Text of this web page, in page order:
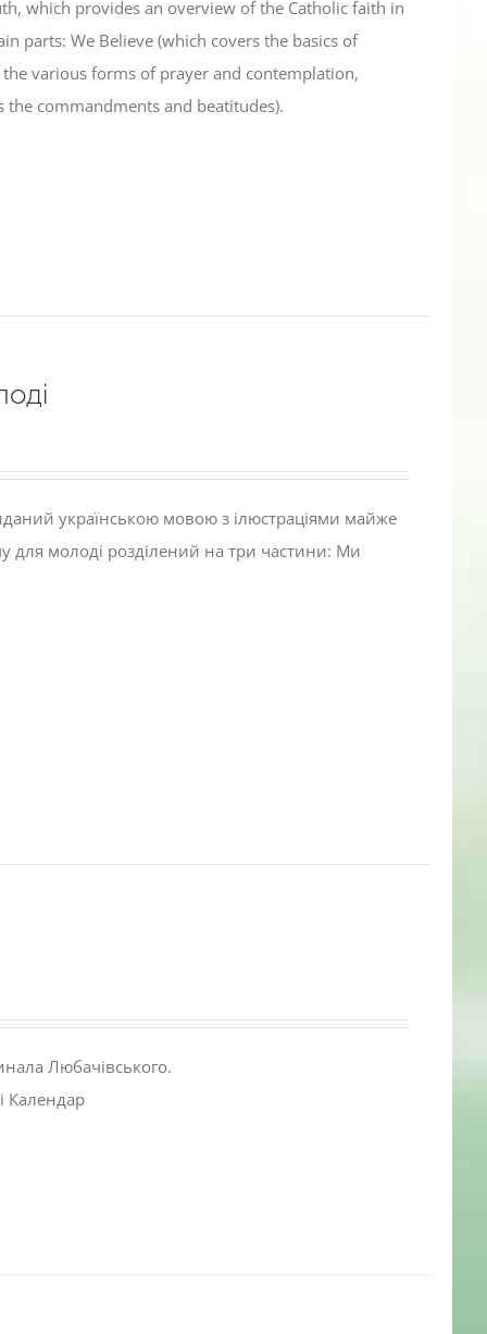
which provides an overview of the Catholic faith in
parts: We Believe (which covers the basics of
various forms of prayer and contemplation,
the commandments and beatitudes).
українською мовою з ілюстраціями майже
для молоді розділений на три частини: Ми
Любачівського.
Календар